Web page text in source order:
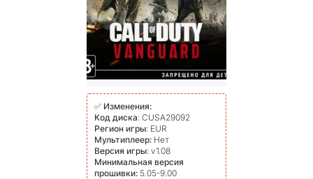
✅ Изменения:
Код диска: CUSA29092
Регион игры: EUR
Мультиплеер: Нет
Версия игры: v1.08
Минимальная версия
прошивки: 5.05-9.00